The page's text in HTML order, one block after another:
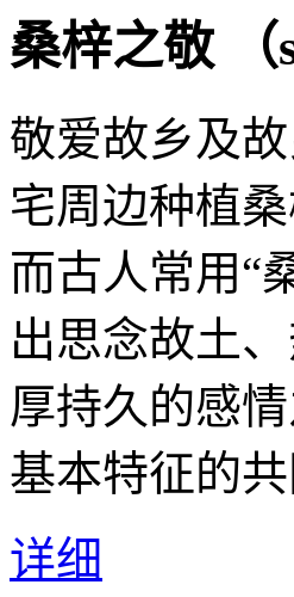
桑梓之敬 （
敬爱故乡及
宅周边种植
而古人常用“
出思念故土
厚持久的感
基本特征的
详细